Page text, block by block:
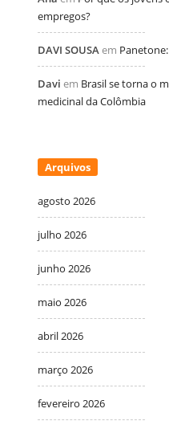
empregos?
DAVI SOUSAem
Davi em Brasil se torna o
medicinal da Colômbia
Arquivos
agosto 2026
julho 2026
junho 2026
maio 2026
abril 2026
março 2026
fevereiro 2026